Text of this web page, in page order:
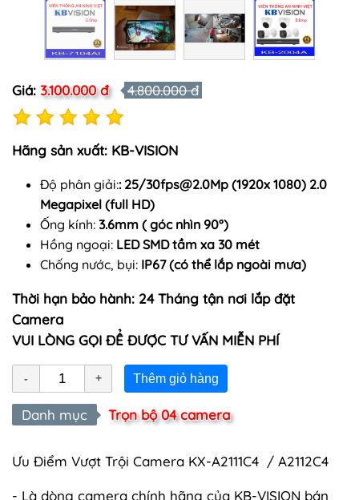
Giá: 3.100.000 đ 4.800.000 đ
Hãng sản xuất: KB-VISION
Độ phân giải:: 25/30fps@2.0Mp (1920x 1080) 2.0
Megapixel (full HD)
Ống kính: 3.6mm ( góc nhìn 90°)
Hồng ngoại: LED SMD tầm xa 30 mét
Chống nước, bụi: IP67 (có thể lắp ngoài mưa)
Thời hạn bảo hành: 24 Tháng tận nơi lắp đặt
Camera
VUI LÒNG GỌI ĐỂ ĐƯỢC TƯ VẤN MIỄN PHÍ
Thêm giỏ hàng
Danh mục Trọn bộ 04 camera
Ưu Điểm Vượt Trội Camera KX-A2111C4 / A2112C4
- Là dòng camera chính hãng của KB-VISION bán